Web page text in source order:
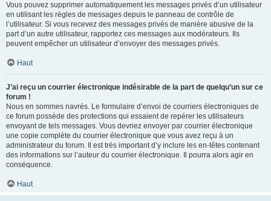
Vous pouvez supprimer automatiquement les messages privés d’un utilisateur
en utilisant les règles de messages depuis le panneau de contrôle de
l’utilisateur. Si vous recevez des messages privés de manière abusive de la
part d’un autre utilisateur, rapportez ces messages aux modérateurs. Ils
peuvent empêcher un utilisateur d’envoyer des messages privés.
Haut
J’ai reçu un courrier électronique indésirable de la part de quelqu’un sur ce
forum !
Nous en sommes navrés. Le formulaire d’envoi de courriers électroniques de
ce forum possède des protections qui essaient de repérer les utilisateurs
envoyant de tels messages. Vous devriez envoyer par courrier électronique
une copie complète du courrier électronique que vous avez reçu à un
administrateur du forum. Il est très important d’y inclure les en-têtes contenant
des informations sur l’auteur du courrier électronique. Il pourra alors agir en
conséquence.
Haut